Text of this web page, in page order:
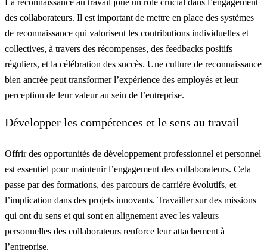
La reconnaissance au travail joue un rôle crucial dans l’engagement
des collaborateurs. Il est important de mettre en place des systèmes
de reconnaissance qui valorisent les contributions individuelles et
collectives, à travers des récompenses, des feedbacks positifs
réguliers, et la célébration des succès. Une culture de reconnaissance
bien ancrée peut transformer l’expérience des employés et leur
perception de leur valeur au sein de l’entreprise.
Développer les compétences et le sens au travail
Offrir des opportunités de développement professionnel et personnel
est essentiel pour maintenir l’engagement des collaborateurs. Cela
passe par des formations, des parcours de carrière évolutifs, et
l’implication dans des projets innovants. Travailler sur des missions
qui ont du sens et qui sont en alignement avec les valeurs
personnelles des collaborateurs renforce leur attachement à
l’entreprise.